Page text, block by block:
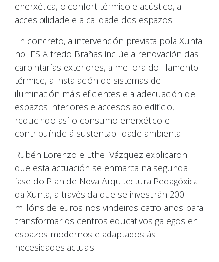
enerxética, o confort térmico e acústico, a
accesibilidade e a calidade dos espazos.
En concreto, a intervención prevista pola Xunta
no IES Alfredo Brañas inclúe a renovación das
carpintarías exteriores, a mellora do illamento
térmico, a instalación de sistemas de
iluminación máis eficientes e a adecuación de
espazos interiores e accesos ao edificio,
reducindo así o consumo enerxético e
contribuíndo á sustentabilidade ambiental.
Rubén Lorenzo e Ethel Vázquez explicaron
que esta actuación se enmarca na segunda
fase do Plan de Nova Arquitectura Pedagóxica
da Xunta, a través da que se investirán 200
millóns de euros nos vindeiros catro anos para
transformar os centros educativos galegos en
espazos modernos e adaptados ás
necesidades actuais.